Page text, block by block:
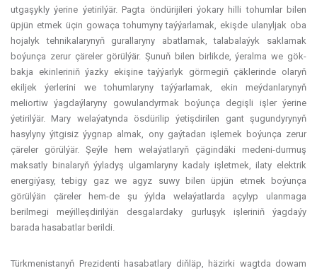
utgaşykly ýerine ýetirilýär. Pagta öndürijileri ýokary hilli tohumlar bilen
üpjün etmek üçin gowaça tohumyny taýýarlamak, ekişde ulanyljak oba
hojalyk tehnikalarynyň gurallaryny abatlamak, talabalaýyk saklamak
boýunça zerur çäreler görülýär. Şunuň bilen birlikde, ýeralma we gök-
bakja ekinleriniň ýazky ekişine taýýarlyk görmegiň çäklerinde olaryň
ekiljek ýerlerini we tohumlaryny taýýarlamak, ekin meýdanlarynyň
meliortiw ýagdaýlaryny gowulandyrmak boýunça degişli işler ýerine
ýetirilýär. Mary welaýatynda ösdürilip ýetişdirilen gant şugundyrynyň
hasylyny ýitgisiz ýygnap almak, ony gaýtadan işlemek boýunça zerur
çäreler görülýär. Şeýle hem welaýatlaryň çägindäki medeni-durmuş
maksatly binalaryň ýyladyş ulgamlaryny kadaly işletmek, ilaty elektrik
energiýasy, tebigy gaz we agyz suwy bilen üpjün etmek boýunça
görülýän çäreler hem-de şu ýylda welaýatlarda açylyp ulanmaga
berilmegi meýilleşdirilýän desgalardaky gurluşyk işleriniň ýagdaýy
barada hasabatlar berildi.
Türkmenistanyň Prezidenti hasabatlary diňläp, häzirki wagtda dowam